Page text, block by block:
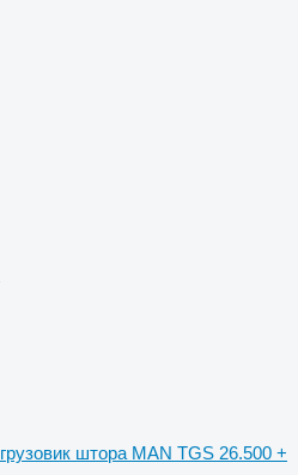
грузовик штора MAN TGS 26.500 +